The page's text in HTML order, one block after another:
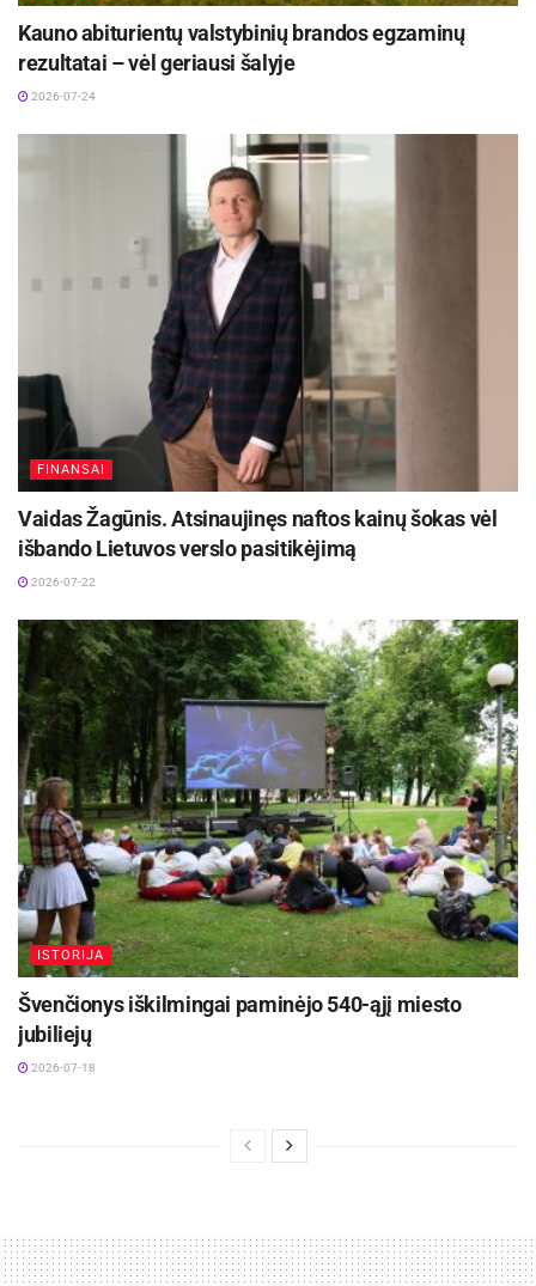
Kauno abiturientų valstybinių brandos egzaminų
rezultatai – vėl geriausi šalyje
2026-07-24
FINANSAI
Vaidas Žagūnis. Atsinaujinęs naftos kainų šokas vėl
išbando Lietuvos verslo pasitikėjimą
2026-07-22
ISTORIJA
Švenčionys iškilmingai paminėjo 540-ąjį miesto
jubiliejų
2026-07-18